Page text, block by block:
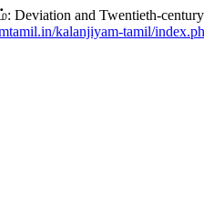
and Twentieth-century
kalanjiyam-tamil/